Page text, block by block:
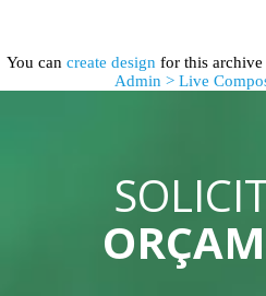
You can create design for this archive
Admin > Live